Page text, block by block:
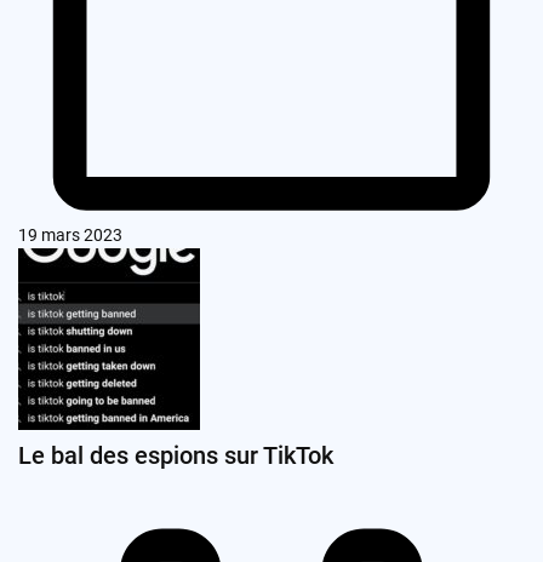
19 mars 2023
Le bal des espions sur TikTok